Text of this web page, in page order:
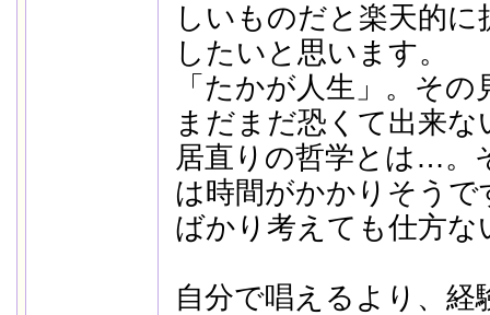
しいものだと楽天的
したいと思います。
「たかが人生」。そ
まだまだ恐くて出来な
居直りの哲学とは…。
は時間がかかりそう
ばかり考えても仕方な
自分で唱えるより、経